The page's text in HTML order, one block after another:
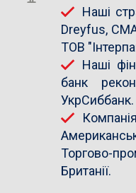
Наші
Dreyfus,
ТОВ
Наші
банк
УкрСиббанк.
Торгово-
Британії.